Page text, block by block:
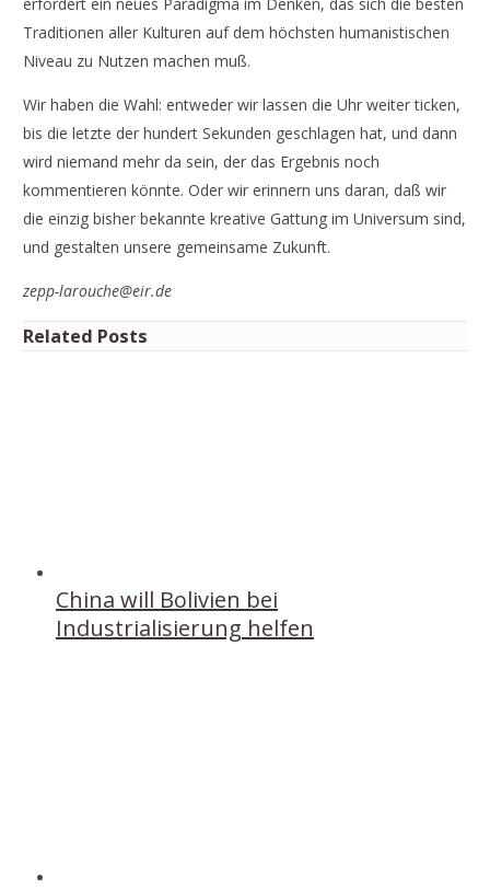
erfordert ein neues Paradigma im Denken, das sich die besten
Traditionen aller Kulturen auf dem höchsten humanistischen
Niveau zu Nutzen machen muß.
Wir haben die Wahl: entweder wir lassen die Uhr weiter ticken,
bis die letzte der hundert Sekunden geschlagen hat, und dann
wird niemand mehr da sein, der das Ergebnis noch
kommentieren könnte. Oder wir erinnern uns daran, daß wir
die einzig bisher bekannte kreative Gattung im Universum sind,
und gestalten unsere gemeinsame Zukunft.
zepp-larouche@eir.de
Related Posts
China will Bolivien bei
Industrialisierung helfen